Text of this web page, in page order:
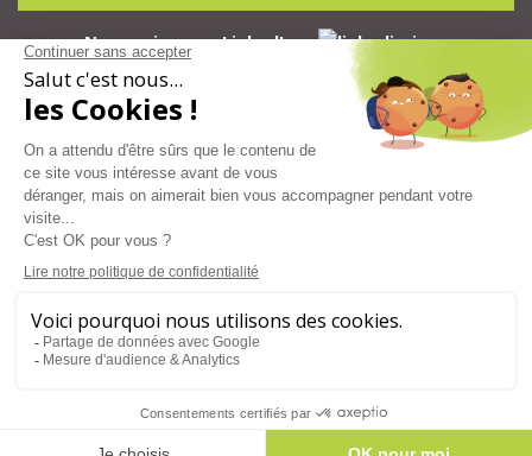
Nous suivre sur LinkedIn
Mentions légales CGV Politique de confidentialité
© Atouts & Handicap 2026, tous droits réservés -Agence web